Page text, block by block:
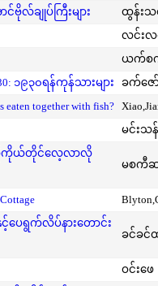
ဗိုလ်ချုပ်ကြီးများ
ထွန်းသ
လင်းလ
ယက်စကီ
၁၉၃၀ရန်ကုန်သားများ
ခက်ဇေ
eaten together with fish?
မင်းသ
ကိုကိုယ်တိုင်လေ့လာလို
မစကီ
ေရွက်လိပ်နားတောင်း
ခင်ခင်
ဝင်းဖေ